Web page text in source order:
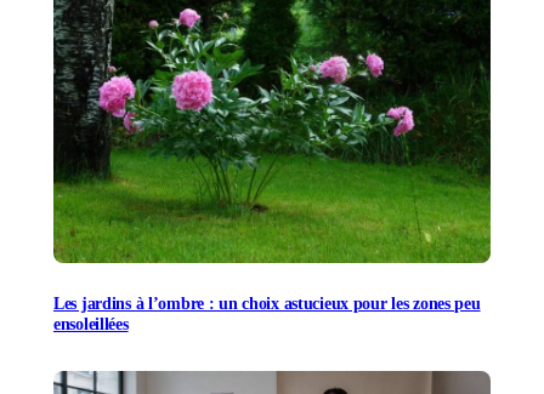
Les jardins à l’ombre : un choix astucieux pour les zones peu
ensoleillées